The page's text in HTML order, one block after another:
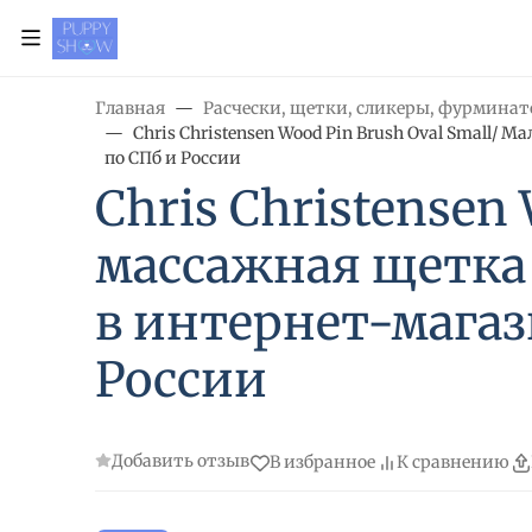
Главная
Расчески, щетки, сликеры,
Chris Christensen Wood Pin Brush Oval Small/
по СПб и России
Chris Christensen
массажная
в интернет-
России
Добавить отзыв В избранное К сравнению